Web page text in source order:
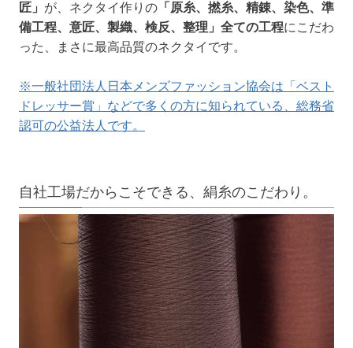
匠」 が、ネクタイ作りの 「原糸、撚糸、精錬、染色、準
備工程、意匠、製織、検反、整理」全ての工程にこだわ
った、まさに最高品質のネクタイです。
※一般社団法人日本メンズファッション協会は「ベスト
ドレッサー賞」などで多くの方に知られている、総務省
認可の公益法人です。
自社工場だからこそできる、絹糸のこだわり。